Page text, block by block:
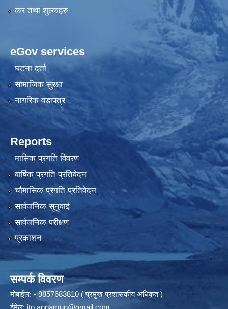
कर तथा शुल्कहरु
eGov services
घटना दर्ता
सामाजिक सुरक्षा
नागरिक वडापत्र
Reports
मासिक प्रगति विवरण
वार्षिक प्रगति प्रतिवेदन
चौमासिक प्रगति प्रतिवेदन
सार्वजनिक सुनुवाई
सार्वजनिक परीक्षण
प्रकाशन
सम्पर्क विवरण
मोबाईल: - 9857683810 ( प्रमुख प्रशासकीय अधिकृत )